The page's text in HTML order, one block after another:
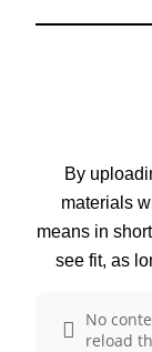
By
materials
means in
see fit, as
No
reload